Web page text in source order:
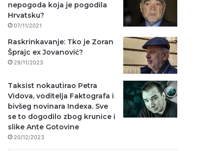
nepogoda koja je pogodila
Hrvatsku?
07/11/2021
Raskrinkavanje: Tko je Zoran
Šprajc ex Jovanović?
29/11/2023
Taksist nokautirao Petra
Vidova, voditelja Faktografa i
bivšeg novinara Indexa. Sve
se to dogodilo zbog krunice i
slike Ante Gotovine
20/12/2023